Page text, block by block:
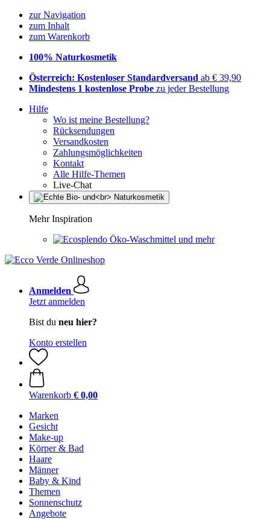
zur Navigation
zum Inhalt
zum Warenkorb
100% Naturkosmetik
Österreich: Kostenloser Standardversand ab € 39,90
Mindestens 1 kostenlose Probe zu jeder Bestellung
Hilfe
Wo ist meine Bestellung?
Rücksendungen
Versandkosten
Zahlungsmöglichkeiten
Kontakt
Alle Hilfe-Themen
Live-Chat
Mehr Inspiration
Öko-Waschmittel und mehr
Anmelden
Jetzt anmelden
Bist du neu hier?
Konto erstellen
Warenkorb € 0,00
Marken
Gesicht
Make-up
Körper & Bad
Haare
Männer
Baby & Kind
Themen
Sonnenschutz
Angebote